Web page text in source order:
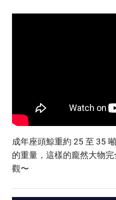
成年座頭鯨重約 25 至 35
的重量，這樣的龐然大物
觀〜